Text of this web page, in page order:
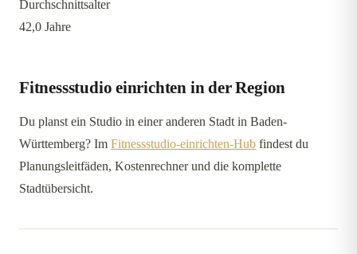
Durchschnittsalter
42,0 Jahre
Fitnessstudio einrichten in der Region
Du planst ein Studio in einer anderen Stadt in Baden-
Württemberg? Im Fitnessstudio-einrichten-Hub findest du
Planungsleitfäden, Kostenrechner und die komplette
Stadtübersicht.